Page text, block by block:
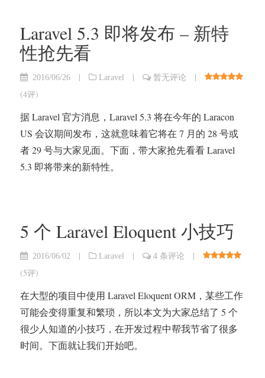
Laravel 5.3 即将发布 – 新特
性抢先看
2016/06/26 | Laravel | 暂无评论
|
(4评)
据 Laravel 官方消息，Laravel 5.3 将在今年的 Laracon
US 会议期间发布，这就意味着它将在 7 月的 28 号或
者 29 号与大家见面。下面，带大家抢先看看 Laravel
5.3 即将带来的新特性。
5 个 Laravel Eloquent 小技巧
2016/06/02 | Laravel | 4 条评论
|
(5评)
在大型的项目中使用 Laravel Eloquent ORM，某些工作
可能会变得重复和繁琐，所以本文为大家总结了 5 个
很少人知道的小技巧，在开发过程中帮我节省了很多
时间。下面就让我们开始吧。